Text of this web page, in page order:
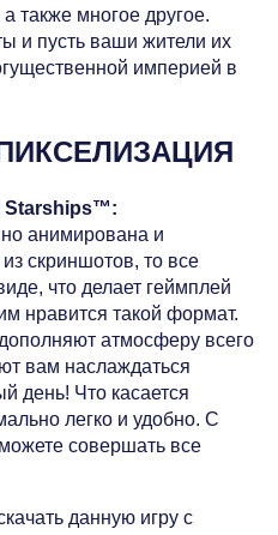
также многое другое.
и пусть ваши жители их
империей в
Starships™:
анимирована и
скриншотов, то все
что делает геймплей
нравится такой формат.
атмосферу всего
вам наслаждаться
день! Что касается
легко и удобно. С
совершать все
данную игру с